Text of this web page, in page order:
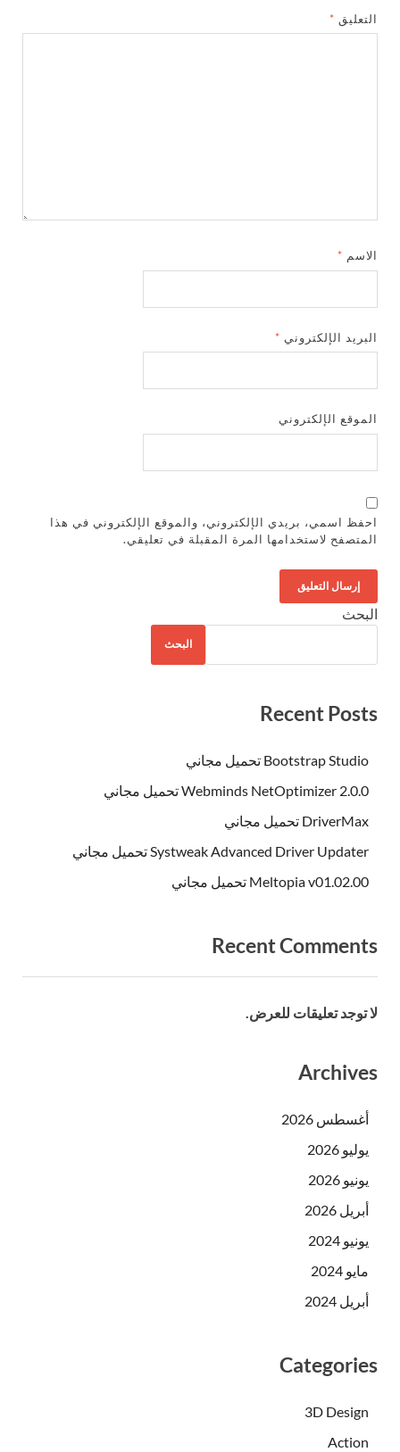
التعليق *
الاسم *
البريد الإلكتروني *
الموقع الإلكتروني
احفظ اسمي، بريدي الإلكتروني، والموقع الإلكتروني في هذا
المتصفح لاستخدامها المرة المقبلة في تعليقي.
البحث
البحث
Recent Posts
Bootstrap Studio تحميل مجاني
Webminds NetOptimizer 2.0.0 تحميل مجاني
DriverMax تحميل مجاني
Systweak Advanced Driver Updater تحميل مجاني
Meltopia v01.02.00 تحميل مجاني
Recent Comments
لا توجد تعليقات للعرض.
Archives
أغسطس 2026
يوليو 2026
يونيو 2026
أبريل 2026
يونيو 2024
مايو 2024
أبريل 2024
Categories
3D Design
Action